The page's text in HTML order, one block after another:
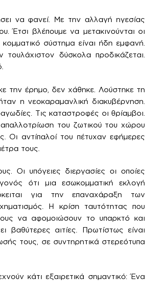
να φανεί. Με την αλλαγή ηγεσίας
Έτσι βλέπουμε να μετακινούνται οι
σύστημα είναι ήδη εμφανή.
δύσκολα προδικάζεται.
την έρημο, δεν χάθηκε. Λούστηκε τη
η νεοκαραμανλική διακυβέρνηση.
Τις καταστροφές οι θρίαμβοι.
του ζωτικού του χώρου
Οι αντίπαλοί του πέτυχαν εφήμερες
τους.
Οι υπόγειες διεργασίες οι οποίες
ότι μια εσωκομματική εκλογή
για την επαναχάραξη των
Η κρίση ταυτότητας που
να αφομοιώσουν το υπαρκτό και
βαθύτερες αιτίες. Πρωτίστως είναι
τους, σε συντηρητικά στερεότυπα
κάτι εξαιρετικά σημαντικό: Ένα